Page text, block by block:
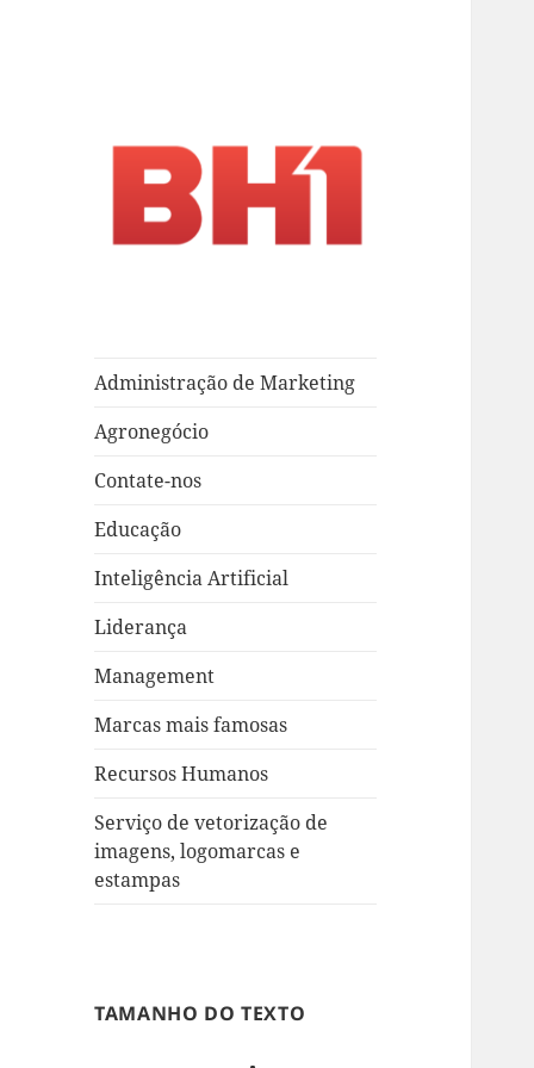
Administração de Marketing
Agronegócio
Contate-nos
Educação
Inteligência Artificial
Liderança
Management
Marcas mais famosas
Recursos Humanos
Serviço de vetorização de
imagens, logomarcas e
estampas
TAMANHO DO TEXTO
Decrease